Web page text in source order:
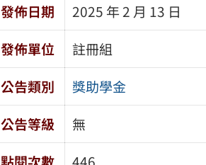
發佈日期
2025 年 2 月 13 日
發佈單位
註冊組
公告類別
獎助學金
公告等級
無